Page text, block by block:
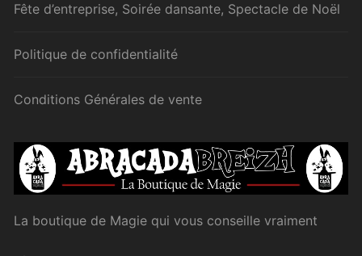
Fête d’entreprise, Soirée dansante, Spectacle de Noël
Politique de confidentialité
Conditions Générales de vente
La boutique de Magie qui vous conseille vraiment